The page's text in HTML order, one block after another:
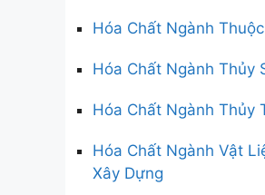
Hóa Chất Ngành
Hóa Chất Ngành Thủy
Hóa Chất Ngành Thủy
Hóa Chất Ngành Vật
Xây Dựng